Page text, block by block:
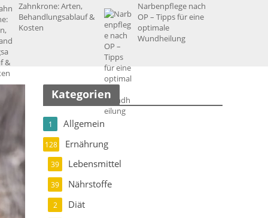
Zahnkrone: Arten,
Behandlungsablauf &
Kosten
Narbenpflege nach
OP – Tipps für eine
optimale
Wundheilung
Kategorien
Allgemein
1
Ernährung
128
Lebensmittel
39
Nährstoffe
39
Diät
2